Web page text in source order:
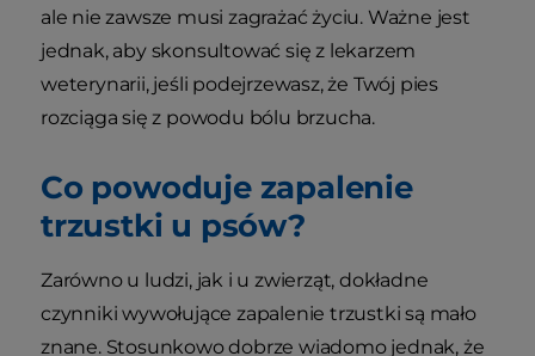
ale nie zawsze musi zagrażać życiu. Ważne jest
jednak, aby skonsultować się z lekarzem
weterynarii, jeśli podejrzewasz, że Twój pies
rozciąga się z powodu bólu brzucha.
Co powoduje zapalenie
trzustki u psów?
Zarówno u ludzi, jak i u zwierząt, dokładne
czynniki wywołujące zapalenie trzustki są mało
znane. Stosunkowo dobrze wiadomo jednak, że